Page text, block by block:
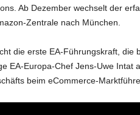
Ab Dezember wechselt der
Zentrale nach München.
die erste EA-Führungskraft, die
EA-Europa-Chef Jens-Uwe Intat
beim eCommerce-